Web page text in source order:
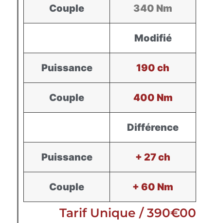
Couple 340 Nm
Modifié
Puissance 190 ch
Couple 400 Nm
Différence
Puissance + 27 ch
Couple + 60 Nm
Tarif Unique / 390€00